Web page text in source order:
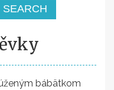
bábätkom